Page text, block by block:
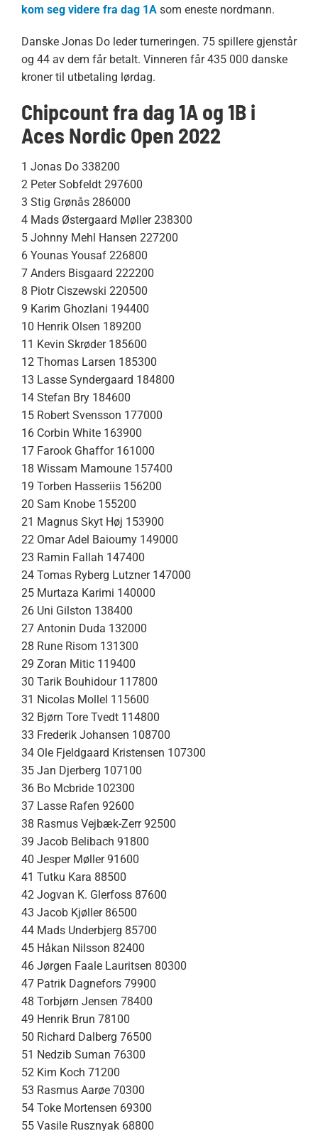
kom seg videre fra dag 1Asom eneste nordmann.
Danske Jonas Do leder turneringen. 75 spillere gjenstår
og 44 av dem får betalt. Vinneren får 435 000 danske
kroner til utbetaling lørdag.
Chipcount fra dag 1A og 1B i
Aces Nordic Open 2022
1 Jonas Do 338200
2 Peter Sobfeldt 297600
3 Stig Grønås 286000
4 Mads Østergaard Møller 238300
5 Johnny Mehl Hansen 227200
6 Younas Yousaf 226800
7 Anders Bisgaard 222200
8 Piotr Ciszewski 220500
9 Karim Ghozlani 194400
10 Henrik Olsen 189200
11 Kevin Skrøder 185600
12 Thomas Larsen 185300
13 Lasse Syndergaard 184800
14 Stefan Bry 184600
15 Robert Svensson 177000
16 Corbin White 163900
17 Farook Ghaffor 161000
18 Wissam Mamoune 157400
19 Torben Hasseriis 156200
20 Sam Knobe 155200
21 Magnus Skyt Høj 153900
22 Omar Adel Baioumy 149000
23 Ramin Fallah 147400
24 Tomas Ryberg Lutzner 147000
25 Murtaza Karimi 140000
26 Uni Gilston 138400
27 Antonin Duda 132000
28 Rune Risom 131300
29 Zoran Mitic 119400
30 Tarik Bouhidour 117800
31 Nicolas Mollel 115600
32 Bjørn Tore Tvedt 114800
33 Frederik Johansen 108700
34 Ole Fjeldgaard Kristensen 107300
35 Jan Djerberg 107100
36 Bo Mcbride 102300
37 Lasse Rafen 92600
38 Rasmus Vejbæk-Zerr 92500
39 Jacob Belibach 91800
40 Jesper Møller 91600
41 Tutku Kara 88500
42 Jogvan K. Glerfoss 87600
43 Jacob Kjøller 86500
44 Mads Underbjerg 85700
45 Håkan Nilsson 82400
46 Jørgen Faale Lauritsen 80300
47 Patrik Dagnefors 79900
48 Torbjørn Jensen 78400
49 Henrik Brun 78100
50 Richard Dalberg 76500
51 Nedzib Suman 76300
52 Kim Koch 71200
53 Rasmus Aarøe 70300
54 Toke Mortensen 69300
55 Vasile Rusznyak 68800